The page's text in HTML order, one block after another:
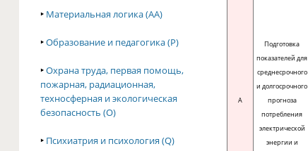
‣ Материальная логика (AA)
‣Образование и педагогика (P)
‣Охрана труда, первая помощь,
пожарная, радиационная,
техносферная и экологическая
безопасность (O)
‣ Психиатрия и психология (Q)
A
Подготовка
показателей для
среднесрочного
и долгосрочного
прогноза
потребления
электрической
энергии и